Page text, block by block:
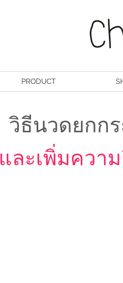
วิธีนวดยกก
และเพิ่มควา
PRODUCT